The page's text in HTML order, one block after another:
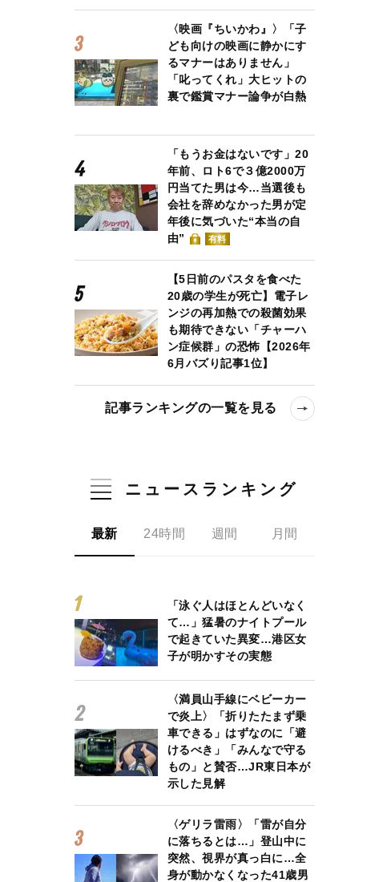
〈映画『ちいかわ』〉「子
ども向けの映画に静かにす
るマナーはありません」
「叱ってくれ」大ヒットの
裏で鑑賞マナー論争が白熱
「もうお金はないです」20
年前、ロト6で３億2000万
円当てた男は今…当選後も
会社を辞めなかった男が定
年後に気づいた“本当の自
由”
有料
【5日前のパスタを食べた
20歳の学生が死亡】電子レ
ンジの再加熱での殺菌効果
も期待できない「チャーハ
ン症候群」の恐怖【2026年
6月バズり記事1位】
記事ランキングの一覧を見る
ニュースランキング
最新 24時間 週間 月間
「泳ぐ人はほとんどいなく
て…」猛暑のナイトプール
で起きていた異変…港区女
子が明かすその実態
〈満員山手線にベビーカー
で炎上〉「折りたたまず乗
車できる」はずなのに「避
けるべき」「みんなで守る
もの」と賛否…JR東日本が
示した見解
〈ゲリラ雷雨〉「雷が自分
に落ちるとは…」登山中に
突然、視界が真っ白に…全
身が動かなくなった41歳男